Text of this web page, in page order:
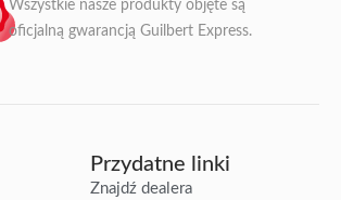
Wszystkie nasze produkty objęte są
oficjalną gwarancją Guilbert Express.
Przydatne linki
Znajdź dealera